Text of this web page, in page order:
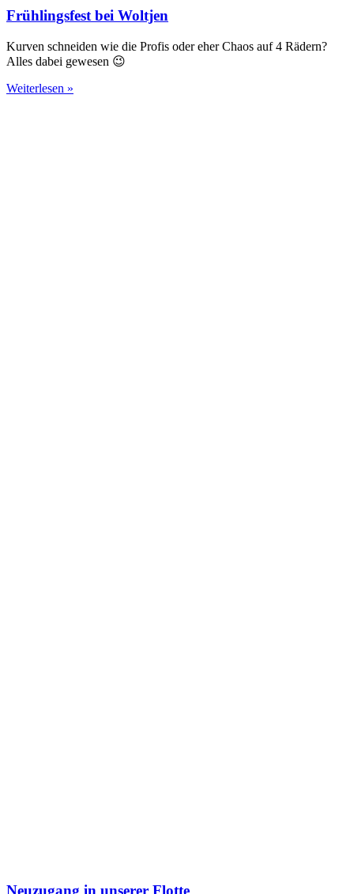
Frühlingsfest bei Woltjen
Kurven schneiden wie die Profis oder eher Chaos auf 4 Rädern?
Alles dabei gewesen 😉
Weiterlesen »
Neuzugang in unserer Flotte